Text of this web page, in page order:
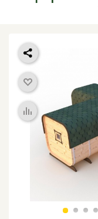
ПАРТНЕРАМ
ФОТО
И
ВИДЕО
ОТЗЫВЫ
КОНТАКТЫ